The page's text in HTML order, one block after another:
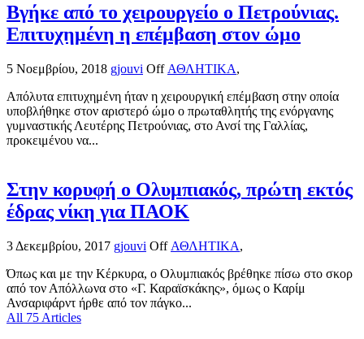
Βγήκε από το χειρουργείο ο Πετρούνιας.
Επιτυχημένη η επέμβαση στον ώμο
5 Νοεμβρίου, 2018 gjouvi Off ΑΘΛΗΤΙΚΑ,
Απόλυτα επιτυχημένη ήταν η χειρουργική επέμβαση στην οποία
υποβλήθηκε στον αριστερό ώμο ο πρωταθλητής της ενόργανης
γυμναστικής Λευτέρης Πετρούνιας, στο Ανσί της Γαλλίας,
προκειμένου να...
Στην κορυφή ο Ολυμπιακός, πρώτη εκτός
έδρας νίκη για ΠΑΟΚ
3 Δεκεμβρίου, 2017 gjouvi Off ΑΘΛΗΤΙΚΑ,
Όπως και με την Κέρκυρα, ο Ολυμπιακός βρέθηκε πίσω στο σκορ
από τον Απόλλωνα στο «Γ. Καραϊσκάκης», όμως ο Καρίμ
Ανσαριφάρντ ήρθε από τον πάγκο...
All 75 Articles